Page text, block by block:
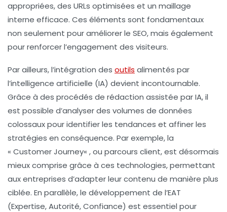
appropriées, des URLs optimisées et un maillage
interne efficace. Ces éléments sont fondamentaux
non seulement pour améliorer le SEO, mais également
pour renforcer l’engagement des visiteurs.
Par ailleurs, l’intégration des outils alimentés par
l’intelligence artificielle (IA) devient incontournable.
Grâce à des procédés de rédaction assistée par IA, il
est possible d’analyser des volumes de données
colossaux pour identifier les tendances et affiner les
stratégies en conséquence. Par exemple, la
« Customer Journey« , ou parcours client, est désormais
mieux comprise grâce à ces technologies, permettant
aux entreprises d’adapter leur contenu de manière plus
ciblée. En parallèle, le développement de l’EAT
(Expertise, Autorité, Confiance) est essentiel pour